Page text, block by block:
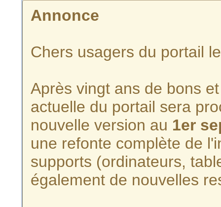
Annonce
Chers usagers du portail
Après vingt ans de bons
actuelle du portail sera
nouvelle version au 1er
une refonte complète de
supports (ordinateurs,
également de nouvelles